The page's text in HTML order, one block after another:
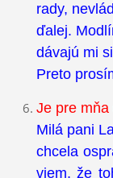
rady,
ďalej.
dávajú mi
Preto
Je pre
Milá pani
chcela
viem, že